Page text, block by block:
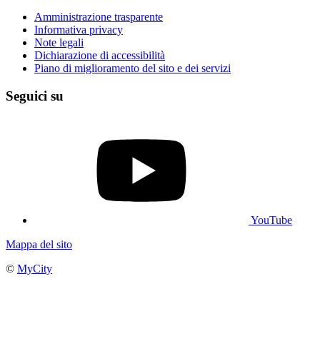
Amministrazione trasparente
Informativa privacy
Note legali
Dichiarazione di accessibilità
Piano di miglioramento del sito e dei servizi
Seguici su
YouTube
Mappa del sito
© MyCity